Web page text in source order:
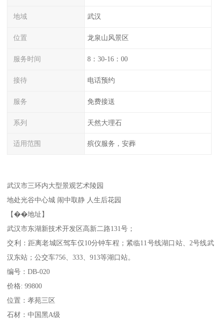
地域 武汉
位置 龙泉山风景区
服务时间 8：30-16：00
接待 电话预约
服务 免费接送
系列 天然大理石
适用范围 殡仪服务，安葬
武汉市三环内大型景观艺术陵园
地处光谷中心城 闹中取静 人生后花园
【��地址】
武汉市东湖新技术开发区高新二路131号；
交利：距离老城区驾车仅10分钟车程；紧临11号线湖口站、2号线武
汉东站；公交车756、333、913等湖口站。
编号：DB-020
价格: 99800
位置：孝苑三区
石材：中国黑A级